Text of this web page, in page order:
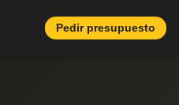
Pedir presupuesto